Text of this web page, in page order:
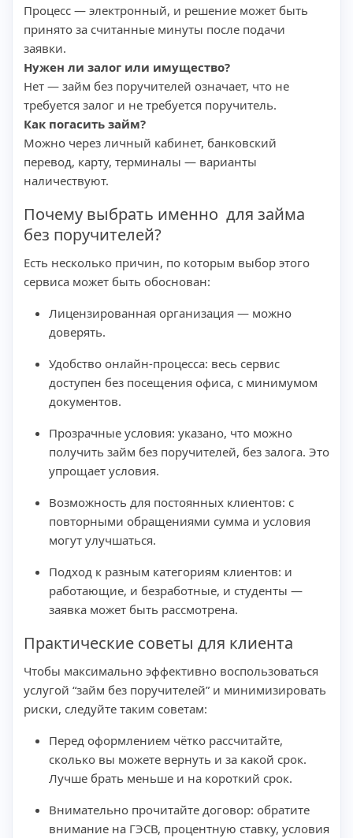
Процесс — электронный, и решение может быть
принято за считанные минуты после подачи
заявки.
Нужен ли залог или имущество?
Нет — займ без поручителей означает, что не
требуется залог и не требуется поручитель.
Как погасить займ?
Можно через личный кабинет, банковский
перевод, карту, терминалы — варианты
наличествуют.
Почему выбрать именно для займа
без поручителей?
Есть несколько причин, по которым выбор этого
сервиса может быть обоснован:
Лицензированная организация — можно
доверять.
Удобство онлайн-процесса: весь сервис
доступен без посещения офиса, с минимумом
документов.
Прозрачные условия: указано, что можно
получить займ без поручителей, без залога. Это
упрощает условия.
Возможность для постоянных клиентов: с
повторными обращениями сумма и условия
могут улучшаться.
Подход к разным категориям клиентов: и
работающие, и безработные, и студенты —
заявка может быть рассмотрена.
Практические советы для клиента
Чтобы максимально эффективно воспользоваться
услугой “займ без поручителей” и минимизировать
риски, следуйте таким советам:
Перед оформлением чётко рассчитайте,
сколько вы можете вернуть и за какой срок.
Лучше брать меньше и на короткий срок.
Внимательно прочитайте договор: обратите
внимание на ГЭСВ, процентную ставку, условия